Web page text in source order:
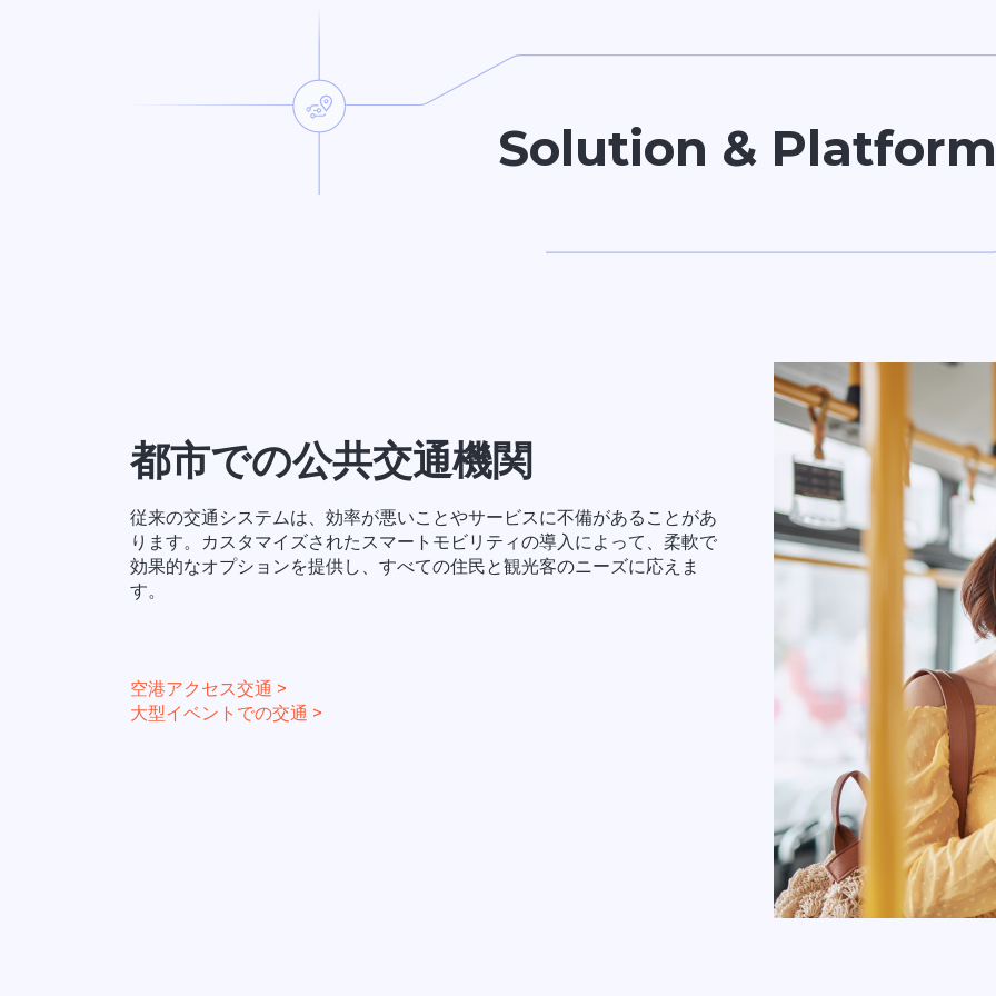
Solution & Platform
都市での公共交通機関
従来の交通システムは、効率が悪いことやサービスに不備があることがあ
ります。カスタマイズされたスマートモビリティの導入によって、柔軟で
効果的なオプションを提供し、すべての住民と観光客のニーズに応えま
す。
空港アクセス交通 >
大型イベントでの交通 >